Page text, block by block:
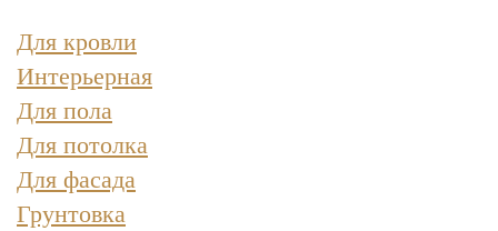
Для кровли
Интерьерная
Для пола
Для потолка
Для фасада
Грунтовка